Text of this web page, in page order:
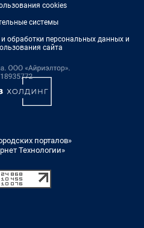
cookies
системы
обработки персональных данных и
сайта
порталов»
Технологии»